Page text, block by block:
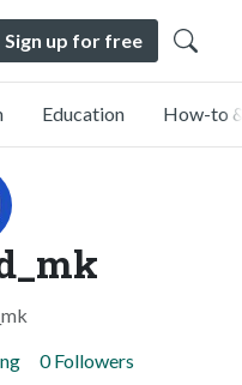
Sign up for free
Education How-to
0 Followers